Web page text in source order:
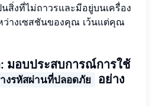
สิ่งที่ไม่ถาวรและมีอยู่บนเครื่อง
างเซสชันของคุณ เว้นแต่คุณ
: มอบประสบการณ์การใช้
งรหัสผ่านที่ปลอดภัย
อย่าง